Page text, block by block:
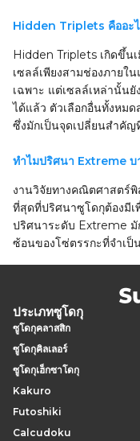
Hidden Triplets คืออะ
Hidden Triplets เกิดขึ้น
เซลล์เพียงสามช่องภายใ
เฉพาะ แต่เซลล์เหล่านั้นยั
ได้แล้ว ตัวเลือกอื่นทั้งหม
ซึ่งมักเป็นจุดเปลี่ยนสำคัญ
ทำไมปริศนา Extreme บ
งานวิจัยทางคณิตศาสตร์
ที่สุดที่ปริศนาซูโดกุต้องมีเ
ปริศนาระดับ Extreme มั
ซ้อนของโซ่ตรรกะที่จำเป็
ประเภทซูโดกุ
ซูโดกุคลาสสิก
ซูโดกุคิลเลอร์
ซูโดกุเฮ็กซาโดกุ
Kakuro
Futoshiki
Calcudoku